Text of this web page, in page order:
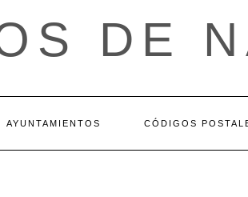
DE
AYUNTAMIENTOS CÓDIGOS